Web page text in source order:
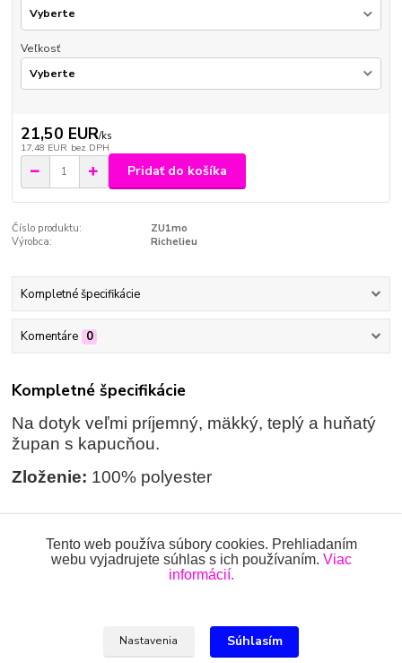
Veľkosť
21,50 EUR/ks
17,48 EUR bez DPH
Pridať do košíka
Číslo produktu:
ZU1mo
Výrobca:
Richelieu
Kompletné špecifikácie
Komentáre 0
Kompletné špecifikácie
Na dotyk veľmi príjemný, mäkký, teplý a huňatý
župan s kapucňou.
Zloženie: 100% polyester
Tovar zaradený v kategóriách
Tento web používa súbory cookies. Prehliadaním
webu vyjadrujete súhlas s ich používaním. Viac
informácií.
Nastavenia Súhlasím